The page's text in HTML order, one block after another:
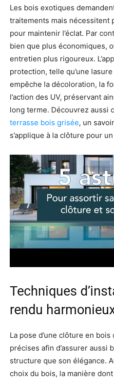
Les bois exotiques
traitements mais nécessitent
pour maintenir l’éclat. Par
bien que plus économiques,
entretien plus rigoureux.
protection, telle qu’une
empêche la décoloration, la
l’action des UV, préservant
long terme. Découvrez aussi
terrasse bois grisée, un
s’applique à la clôture pour
Techniques
rendu
La pose d’une clôture en
précises afin d’assurer aussi
structure que son élégance.
choix du bois, la manière